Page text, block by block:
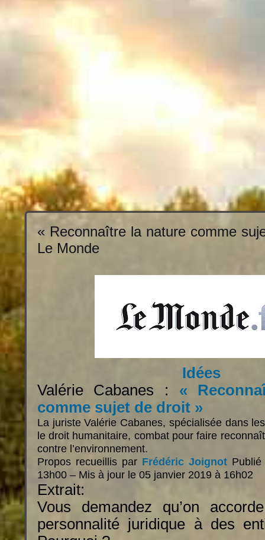
« Reconnaître la nature comme
Le Monde
Idées
Valérie Cabanes : «
comme sujet de droit »
La juriste Valérie Cabanes, spécialisée dans
le droit humanitaire, combat pour faire
contre l’environnement.
Propos recueillis par Frédéric Joignot
13h00 – Mis à jour le 05 janvier 2019 à 16h02
Extrait:
Vous demandez qu’on
personnalité juridique à des